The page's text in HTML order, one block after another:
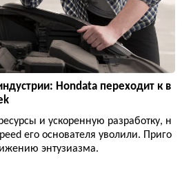
Hondata переходит к в
и ускоренную разработку, н
его основателя уволили. Приго
энтузиазма.